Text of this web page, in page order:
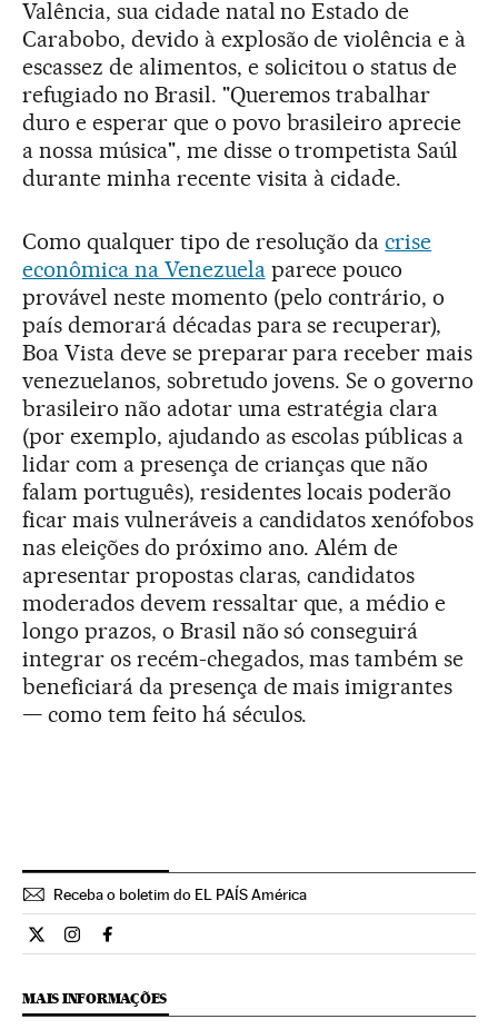
Valência, sua cidade natal no Estado de
Carabobo, devido à explosão de violência e à
escassez de alimentos, e solicitou o status de
refugiado no Brasil. "Queremos trabalhar
duro e esperar que o povo brasileiro aprecie
a nossa música", me disse o trompetista Saúl
durante minha recente visita à cidade.
Como qualquer tipo de resolução dacrise
econômica na Venezuelaparece pouco
provável neste momento (pelo contrário, o
país demorará décadas para se recuperar),
Boa Vista deve se preparar para receber mais
venezuelanos, sobretudo jovens. Se o governo
brasileiro não adotar uma estratégia clara
(por exemplo, ajudando as escolas públicas a
lidar com a presença de crianças que não
falam português), residentes locais poderão
ficar mais vulneráveis a candidatos xenófobos
nas eleições do próximo ano. Além de
apresentar propostas claras, candidatos
moderados devem ressaltar que, a médio e
longo prazos, o Brasil não só conseguirá
integrar os recém-chegados, mas também se
beneficiará da presença de mais imigrantes
— como tem feito há séculos.
Receba o boletim do EL PAÍS América
Opiniao El País Brasil en Twitter
Opiniao El País Brasil en Instagram
Opiniao El País Brasil en Facebook
MAIS INFORMAÇÕES